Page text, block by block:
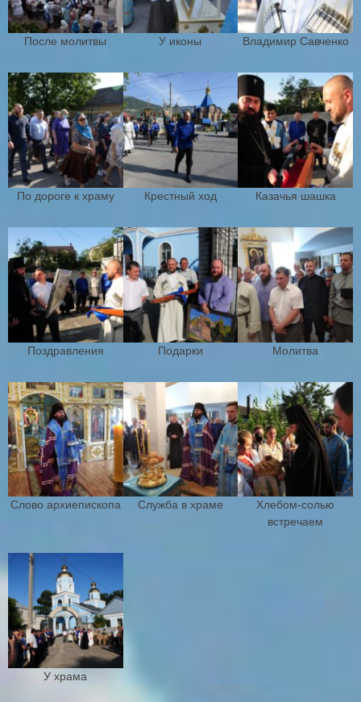
После молитвы У иконы Владимир Савченко
По дороге к храму Крестный ход Казачья шашка
Поздравления Подарки Молитва
Слово архиепископа Служба в храме
Хлебом-солью
встречаем
У храма